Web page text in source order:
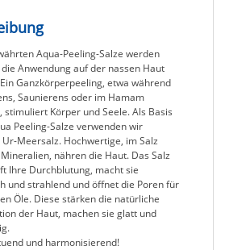
Aqua-Peeling-Salze werden
Anwendung auf der nassen Haut
Ganzkörperpeeling, etwa während
Saunierens oder im Hamam
stimuliert Körper und Seele. Als Basis
Peeling-Salze verwenden wir
Meersalz. Hochwertige, im Salz
nähren die Haut. Das Salz
Ihre Durchblutung, macht sie
und strahlend und öffnet die Poren für
Öle. Diese stärken die natürliche
der Haut, machen sie glatt und
und harmonisierend!